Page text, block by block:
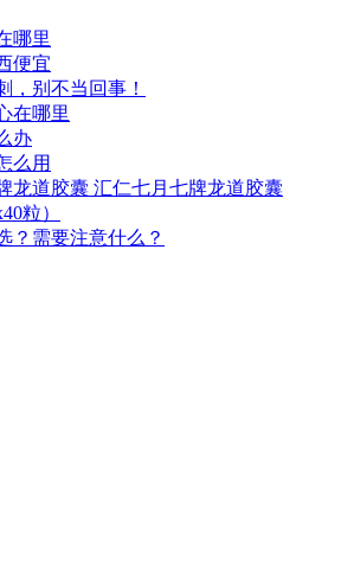
哪里
便宜
，别不当回事！
在哪里
办
么用
龙道胶囊 汇仁七月七牌龙道胶囊
粒）
？需要注意什么？